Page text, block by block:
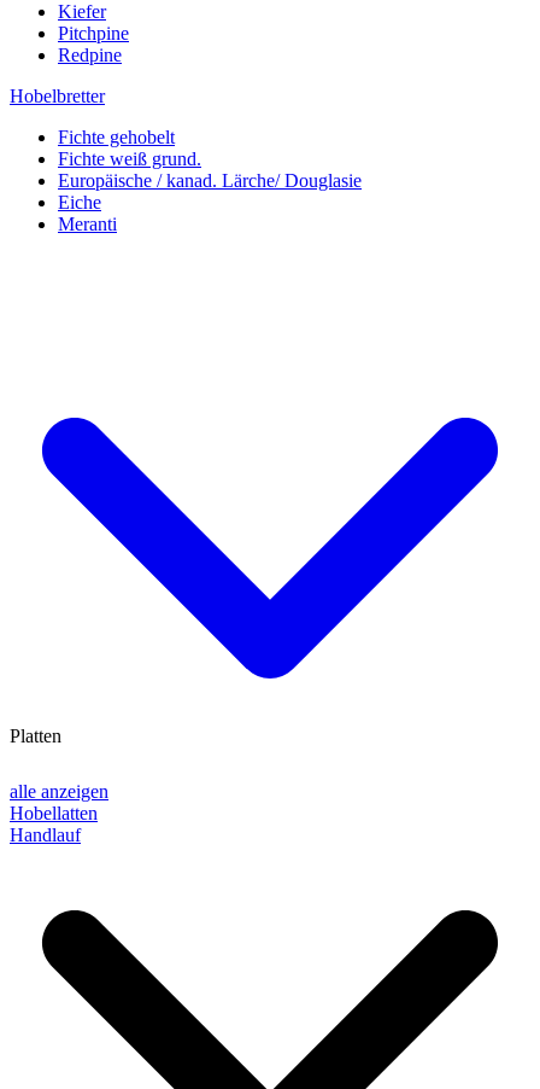
Kiefer
Pitchpine
Redpine
Hobelbretter
Fichte gehobelt
Fichte weiß grund.
Europäische / kanad. Lärche/ Douglasie
Eiche
Meranti
alle anzeigen
Hobellatten
Handlauf
Platten